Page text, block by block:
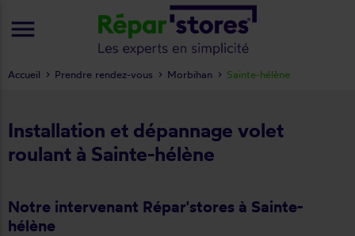
Installation et dépannage volet
roulant à Sainte-hélène
Notre intervenant Répar'stores à Sainte-
hélène
Accueil Prendre rendez-vous Morbihan Sainte-hélène
menu